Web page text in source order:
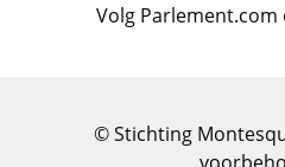
Volg Parlement.com
© Stichting